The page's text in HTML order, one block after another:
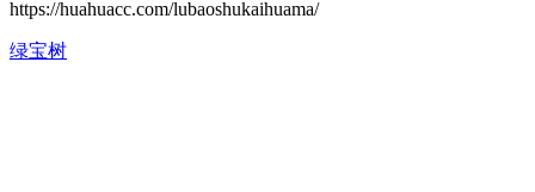
https://huahuacc.com/lubaoshukaihuama/
绿宝树